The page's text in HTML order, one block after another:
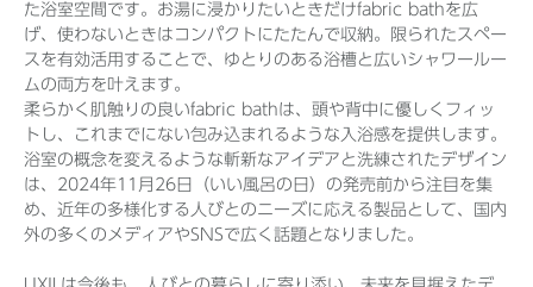
企業ニュースアーカイブ
製品ニュースアーカイブ
た浴室空間です。お湯に浸かりたいときだけfabric bathを広
げ、使わないときはコンパクトにたたんで収納。限られたスペー
スを有効活用することで、ゆとりのある浴槽と広いシャワールー
ムの両方を叶えます。
柔らかく肌触りの良いfabric bathは、頭や背中に優しくフィッ
トし、これまでにない包み込まれるような入浴感を提供します。
浴室の概念を変えるような斬新なアイデアと洗練されたデザイン
は、2024年11月26日（いい風呂の日）の発売前から注目を集
め、近年の多様化する人びとのニーズに応える製品として、国内
外の多くのメディアやSNSで広く話題となりました。